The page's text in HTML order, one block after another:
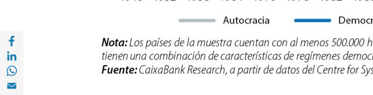
Compartir en Facebook (opens in a new window)
Compartir en with Linkedin (opens in a new window)
Compartir en with Whatsapp (opens in a new window)